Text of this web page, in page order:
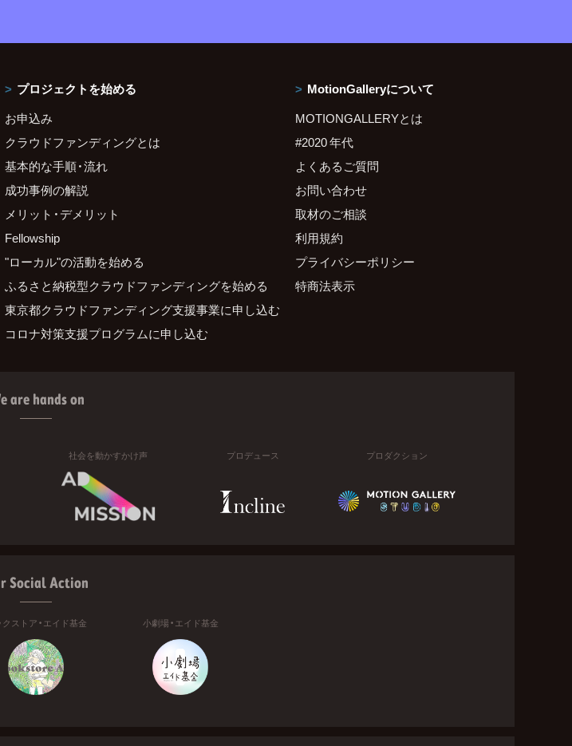
プロジェクトを始める
お申込み
クラウドファンディングとは
基本的な手順・流れ
成功事例の解説
メリット・デメリット
Fellowship
"ローカル"の活動を始める
ふるさと納税型クラウドファンディングを始める
東京都クラウドファンディング支援事業に申し込む
コロナ対策支援プログラムに申し込む
MotionGalleryについて
MOTIONGALLERYとは
#2020 年代
よくあるご質問
お問い合わせ
取材のご相談
利用規約
プライバシーポリシー
特商法表示
are hands on
社会を動かすかけ声 プロデュース プロダクション
Social Action
クストア・エイド基金 小劇場・エイド基金